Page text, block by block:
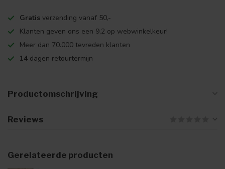
Gratis verzending vanaf 50,-
Klanten geven ons een 9,2 op webwinkelkeur!
Meer dan 70.000 tevreden klanten
14 dagen retourtermijn
Productomschrijving
Reviews
Gerelateerde producten